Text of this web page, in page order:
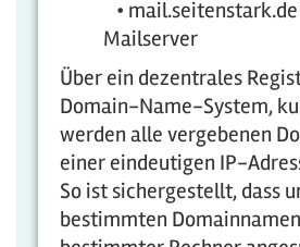
•
Mailserver
Über ein dezentrales
Domain-Name-System,
werden alle vergebenen
einer eindeutigen IP-
So ist sichergestellt, dass
bestimmten